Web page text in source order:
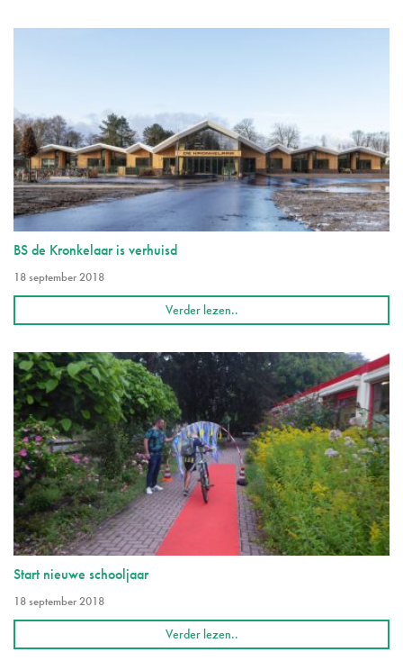
BS de Kronkelaar is verhuisd
18 september 2018
Verder lezen..
Start nieuwe schooljaar
18 september 2018
Verder lezen..